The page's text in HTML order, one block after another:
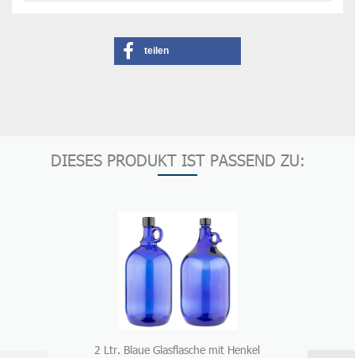
teilen
DIESES PRODUKT IST PASSEND ZU:
2 Ltr. Blaue Glasflasche mit Henkel